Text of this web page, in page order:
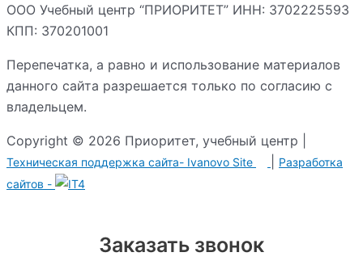
ООО Учебный центр “ПРИОРИТЕТ” ИНН: 3702225593
КПП: 370201001
Перепечатка, а равно и использование материалов
данного сайта разрешается только по согласию с
владельцем.
Copyright © 2026 Приоритет, учебный центр |
Техническая поддержка сайта- Ivanovo Site
Разработка
сайтов -
Заказать звонок